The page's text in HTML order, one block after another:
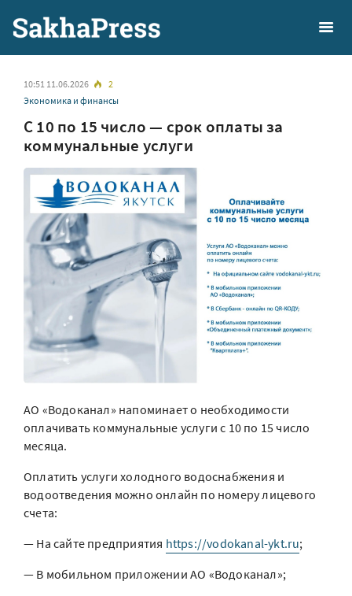
10:51 11.06.2026
2
Экономика и финансы
С 10 по 15 число — срок оплаты за
коммунальные услуги
АО «Водоканал» напоминает о необходимости
оплачивать коммунальные услуги с 10 по 15 число
месяца.
Оплатить услуги холодного водоснабжения и
водоотведения можно онлайн по номеру лицевого
счета:
— На сайте предприятия https://vodokanal-ykt.ru;
— В мобильном приложении АО «Водоканал»;